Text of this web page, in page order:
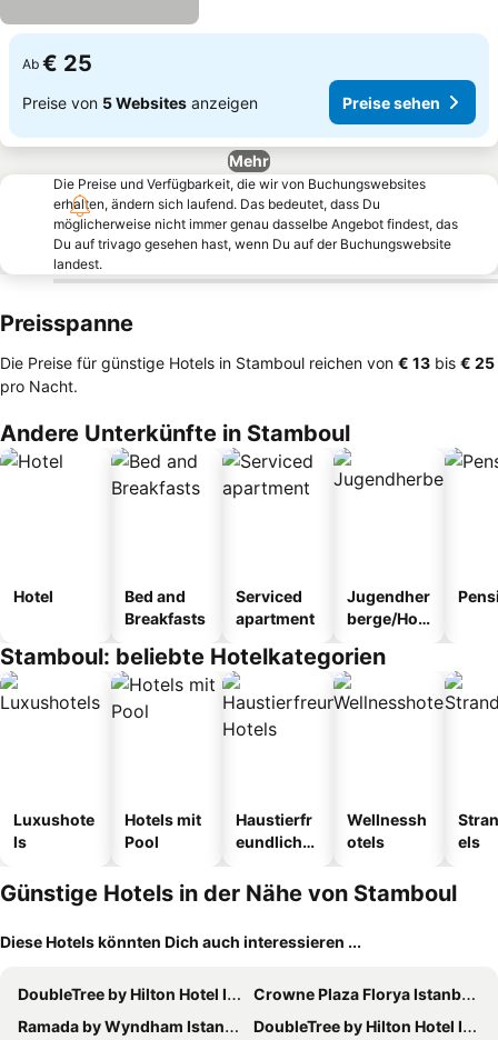
Ab € 25
Preise von 5 Websites anzeigen Preise sehen
Mehr
Die Preise und Verfügbarkeit, die wir von Buchungswebsites
erhalten, ändern sich laufend. Das bedeutet, dass Du
möglicherweise nicht immer genau dasselbe Angebot findest, das
Du auf trivago gesehen hast, wenn Du auf der Buchungswebsite
landest.
Preisspanne
Die Preise für günstige Hotels in Stamboul reichen von ‎€ 13 bis ‎€ 25
pro Nacht.
Andere Unterkünfte in Stamboul
Hotel
Bed and
Breakfasts
Serviced
apartment
Jugendher
berge/Hos
Stamboul: beliebte Hotelkategorien
Luxushote
ls
Hotels mit
Pool
Haustierfr
eundliche
Wellnessh
otels
els
Günstige Hotels in der Nähe von Stamboul
Diese Hotels könnten Dich auch interessieren ...
DoubleTree by Hilton Hotel Istanbul - Moda
Crowne Plaza Florya Istanbul, an IHG Hotel
Ramada by Wyndham Istanbul Pera
DoubleTree by Hilton Hotel Istanbul - Piyalepasa